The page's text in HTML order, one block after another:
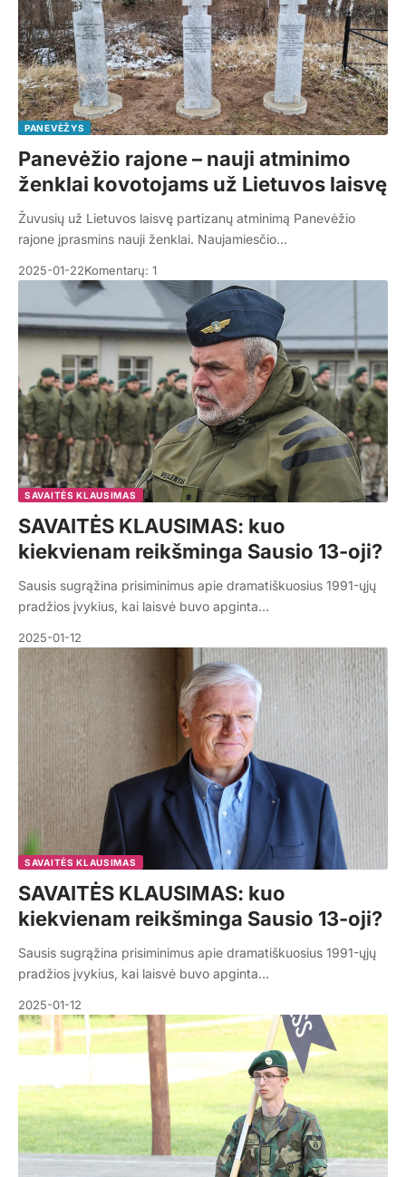
PANEVĖŽYS
Panevėžio rajone – nauji atminimo
ženklai kovotojams už Lietuvos laisvę
Žuvusių už Lietuvos laisvę partizanų atminimą Panevėžio
rajone įprasmins nauji ženklai. Naujamiesčio…
2025-01-22Komentarų: 1
SAVAITĖS KLAUSIMAS
SAVAITĖS KLAUSIMAS: kuo
kiekvienam reikšminga Sausio 13-oji?
Sausis sugrąžina prisiminimus apie dramatiškuosius 1991-ųjų
pradžios įvykius, kai laisvė buvo apginta…
2025-01-12
SAVAITĖS KLAUSIMAS
SAVAITĖS KLAUSIMAS: kuo
kiekvienam reikšminga Sausio 13-oji?
Sausis sugrąžina prisiminimus apie dramatiškuosius 1991-ųjų
pradžios įvykius, kai laisvė buvo apginta…
2025-01-12